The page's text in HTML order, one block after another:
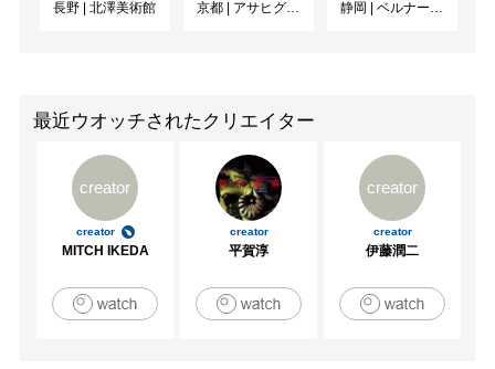
長野 | 北澤美術館 京都 | アサヒグループ大山崎山荘美術館 静岡 | ベルナール・ビュフェ美術館
最近ウオッチされたクリエイター
creator
creator
MITCH IKEDA
creator
平賀淳
creator
creator
伊藤潤二